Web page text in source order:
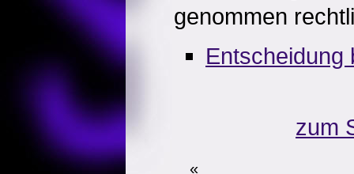
genommen
Entscheidung
zum
«